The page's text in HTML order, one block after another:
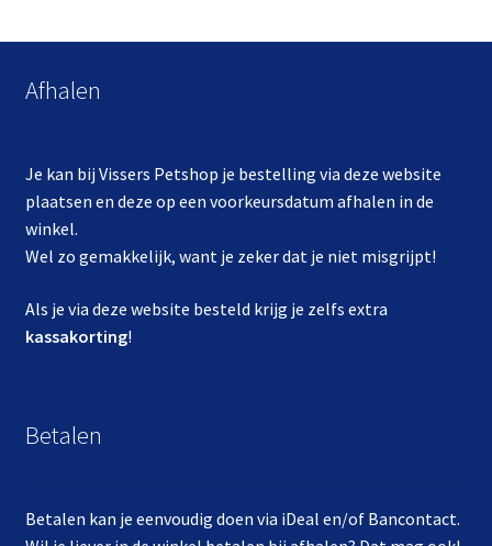
Afhalen
Je kan bij Vissers Petshop je bestelling via deze website
plaatsen en deze op een voorkeursdatum afhalen in de
winkel.
Wel zo gemakkelijk, want je zeker dat je niet misgrijpt!
Als je via deze website besteld krijg je zelfs extra
kassakorting!
Betalen
Betalen kan je eenvoudig doen via iDeal en/of Bancontact.